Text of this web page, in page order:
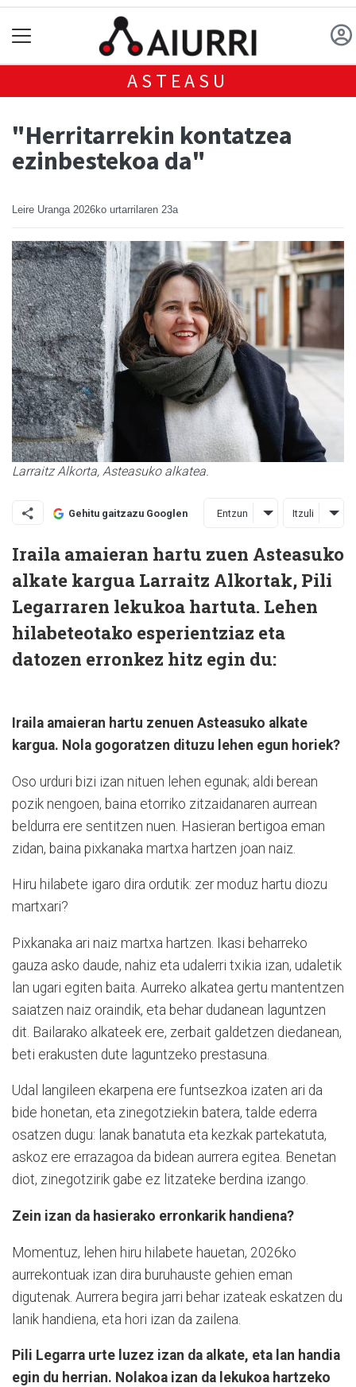
ASTEASU
"Herritarrekin kontatzea
ezinbestekoa da"
Leire Uranga 2026ko urtarrilaren 23a
Larraitz Alkorta, Asteasuko alkatea.
Gehitu gaitzazu Googlen Entzun Itzuli
Iraila amaieran hartu zuen Asteasuko
alkate kargua Larraitz Alkortak, Pili
Legarraren lekukoa hartuta. Lehen
hilabeteotako esperientziaz eta
datozen erronkez hitz egin du:
Iraila amaieran hartu zenuen Asteasuko alkate
kargua. Nola gogoratzen dituzu lehen egun horiek?
Oso urduri bizi izan nituen lehen egunak; aldi berean
pozik nengoen, baina etorriko zitzaidanaren aurrean
beldurra ere sentitzen nuen. Hasieran bertigoa eman
zidan, baina pixkanaka martxa hartzen joan naiz.
Hiru hilabete igaro dira ordutik: zer moduz hartu diozu
martxari?
Pixkanaka ari naiz martxa hartzen. Ikasi beharreko
gauza asko daude, nahiz eta udalerri txikia izan, udaletik
lan ugari egiten baita. Aurreko alkatea gertu mantentzen
saiatzen naiz oraindik, eta behar dudanean laguntzen
dit. Bailarako alkateek ere, zerbait galdetzen diedanean,
beti erakusten dute laguntzeko prestasuna.
Udal langileen ekarpena ere funtsezkoa izaten ari da
bide honetan, eta zinegotziekin batera, talde ederra
osatzen dugu: lanak banatuta eta kezkak partekatuta,
askoz ere errazagoa da bidean aurrera egitea. Benetan
diot, zinegotzirik gabe ez litzateke berdina izango.
Zein izan da hasierako erronkarik handiena?
Momentuz, lehen hiru hilabete hauetan, 2026ko
aurrekontuak izan dira buruhauste gehien eman
digutenak. Aurrera begira jarri behar izateak eskatzen du
lanik handiena, eta hori izan da zailena.
Pili Legarra urte luzez izan da alkate, eta lan handia
egin du herrian. Nolakoa izan da lekukoa hartzeko